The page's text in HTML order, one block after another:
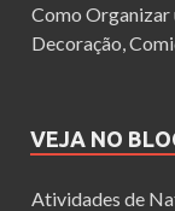
Como Organizar
Decoração,
VEJA NO
Atividades de